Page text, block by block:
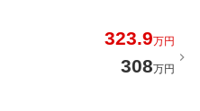
323.9万円
308万円